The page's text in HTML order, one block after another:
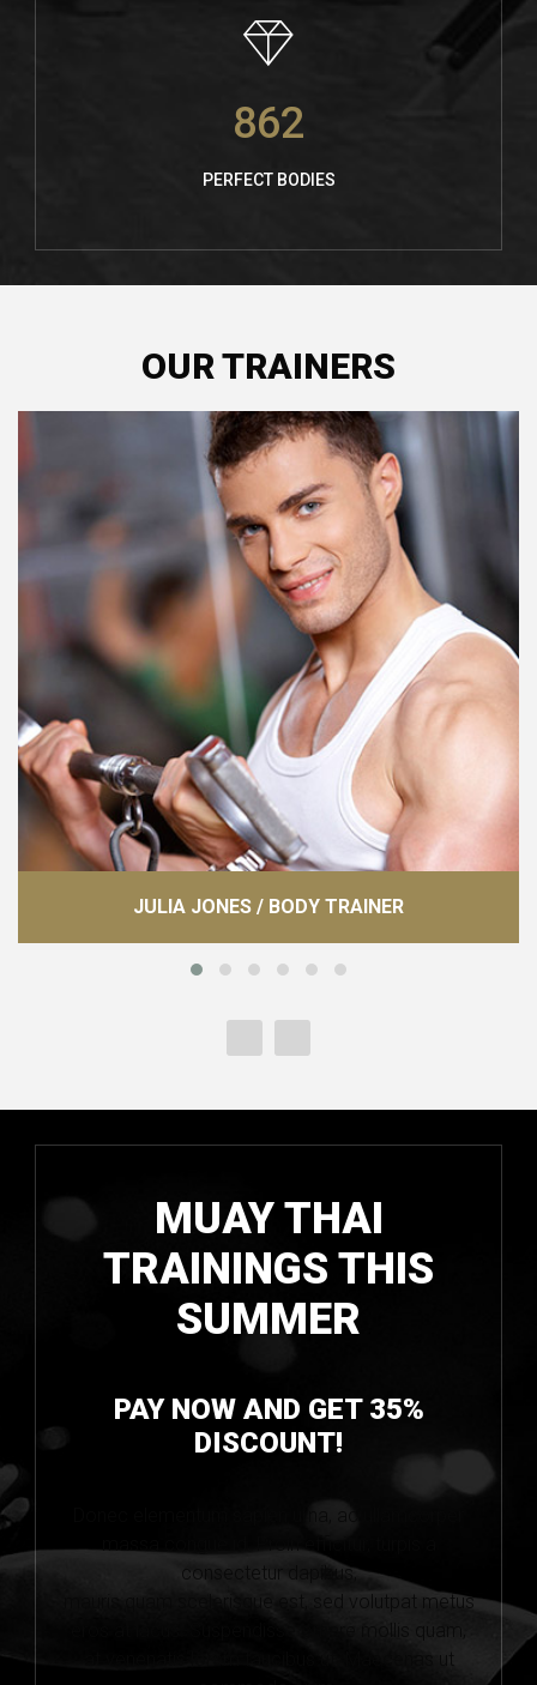
862
PERFECT BODIES
OUR TRAINERS
JULIA JONES / BODY TRAINER
MUAY THAI
TRAININGS THIS
SUMMER
PAY NOW AND GET 35%
DISCOUNT!
massa congue id. Proin efficitur, turpis a
consectetur dapibus,
mauris quam scelerisque est, sed volutpat metus
at venenatis lorem faucibus ut. Maecenas ut